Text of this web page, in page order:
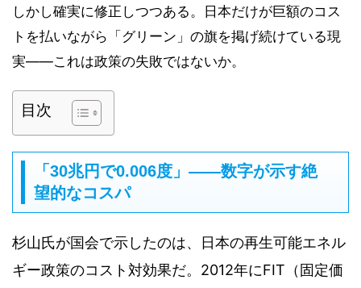
しかし確実に修正しつつある。日本だけが巨額のコス
トを払いながら「グリーン」の旗を掲げ続けている現
実——これは政策の失敗ではないか。
目次
「30兆円で0.006度」——数字が示す絶
望的なコスパ
杉山氏が国会で示したのは、日本の再生可能エネル
ギー政策のコスト対効果だ。2012年にFIT（固定価